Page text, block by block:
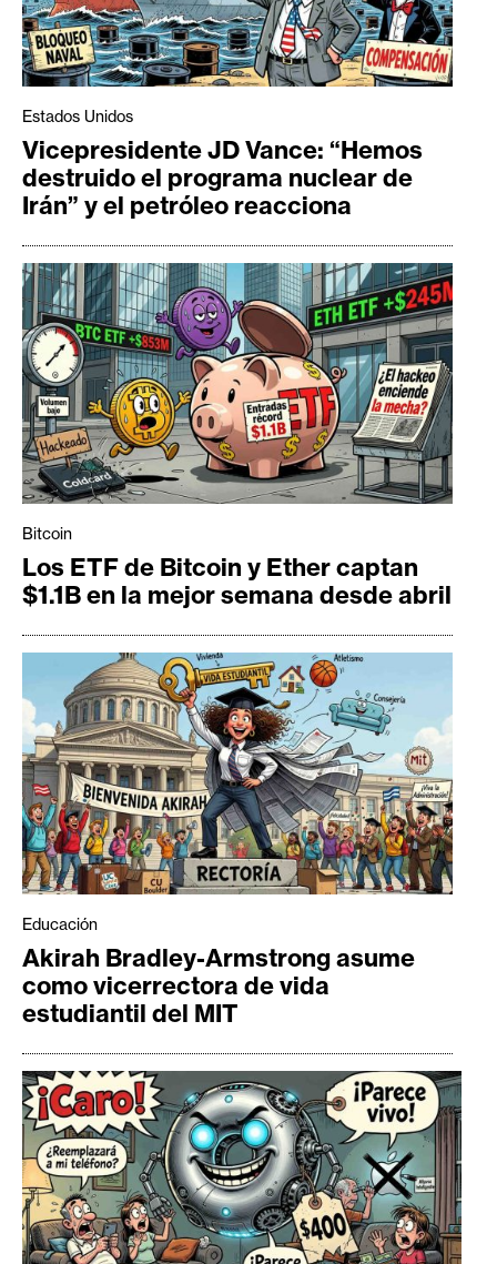
Estados Unidos
Vicepresidente JD Vance: “Hemos
destruido el programa nuclear de
Irán” y el petróleo reacciona
Bitcoin
Los ETF de Bitcoin y Ether captan
$1.1B en la mejor semana desde abril
Educación
Akirah Bradley-Armstrong asume
como vicerrectora de vida
estudiantil del MIT